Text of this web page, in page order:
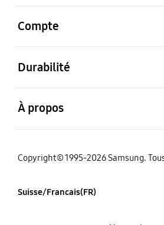
Compte
Durabilité
À propos
Copyright© 1995-2026 Samsung.
Suisse/Francais(FR)